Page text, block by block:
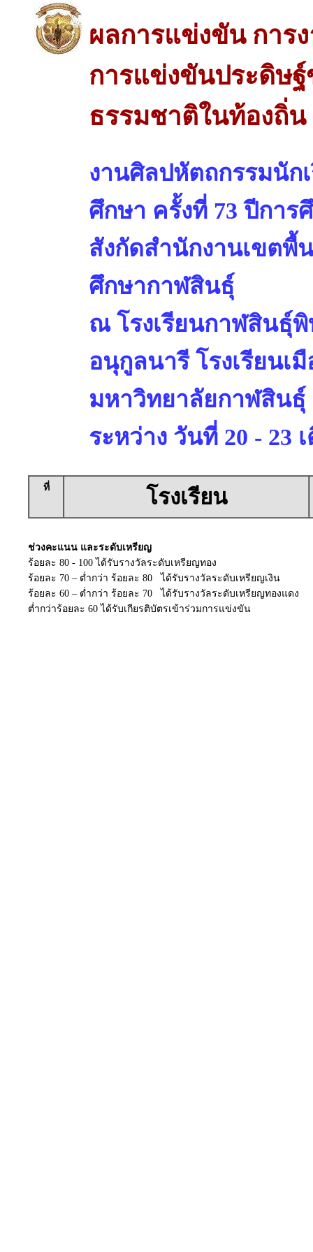
ผลการแข่งขัน การ
การแข่งขันประดิษ
ธรรมชาติในท้องถิ่น
งานศิลปหัตถกรรมนัก
ศึกษา ครั้งที่ 73 ปีการ
สังกัดสำนักงานเขตพื้
ศึกษากาฬสินธุ์
ณ โรงเรียนกาฬสินธุ์พิ
อนุกูลนารี โรงเรียนเ
มหาวิทยาลัยกาฬสินธุ์
ระหว่าง วันที่ 20 - 23
ที่ โรงเรียน
ช่วงคะแนน และระดับเหรียญ
ร้อยละ 80 - 100 ได้รับรางวัลระดับเหรียญทอง
ร้อยละ 70 – ต่ำกว่า ร้อยละ 80 ได้รับรางวัลระดับเหรียญเงิน
ร้อยละ 60 – ต่ำกว่า ร้อยละ 70 ได้รับรางวัลระดับเหรียญทองแดง
ต่ำกว่าร้อยละ 60 ได้รับเกียรติบัตรเข้าร่วมการแข่งขัน